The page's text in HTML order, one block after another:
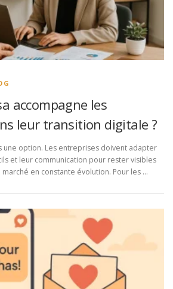
accompagne les
leur transition digitale ?
une option. Les entreprises doivent adapter
et leur communication pour rester visibles
en constante évolution. Pour les …